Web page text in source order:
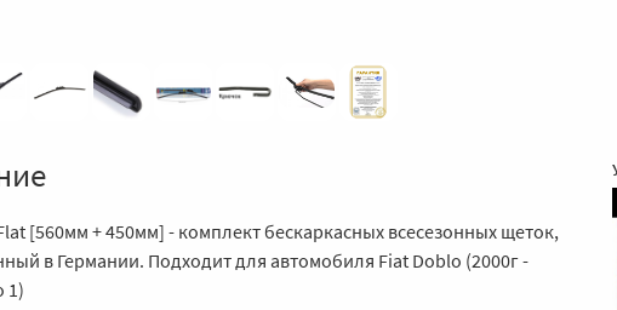
[560мм + 450мм] - комплект бескаркасных всесезонных щеток,
в Германии. Подходит для автомобиля Fiat Doblo (2000г -
1)